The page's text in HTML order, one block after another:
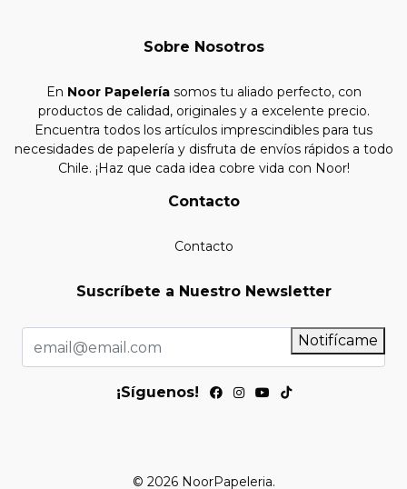
Sobre Nosotros
En Noor Papeleríasomos tu aliado perfecto, con
productos de calidad, originales y a excelente precio.
Encuentra todos los artículos imprescindibles para tus
necesidades de papelería y disfruta de envíos rápidos a todo
Chile. ¡Haz que cada idea cobre vida con Noor!
Contacto
Contacto
Suscríbete a Nuestro Newsletter
Notifícame
¡Síguenos!
© 2026 NoorPapeleria.